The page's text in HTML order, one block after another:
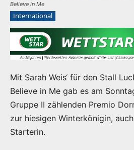
Believe in Me
International
Mit Sarah Weis‘ für den Stall
Believe in Me gab es am
Gruppe II zählenden Premio
zur hiesigen Winterkönigin,
Starterin.